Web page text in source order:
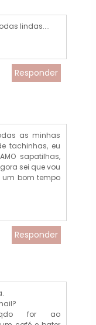
lindas....
Responder
as minhas
tachinhas, eu
sapatilhas,
sei que vou
um bom tempo
Responder
for ao